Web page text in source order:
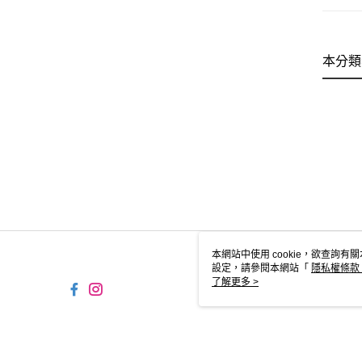
本分
本網站中使用 cookie，欲查詢有
設定，請參閱本網站「 隱私權條款
使用 cookie。
了解更多 >